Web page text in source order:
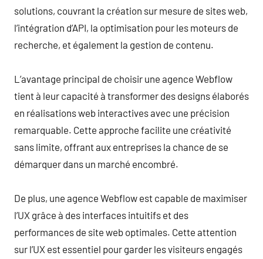
solutions, couvrant la création sur mesure de sites web,
l’intégration d’API, la optimisation pour les moteurs de
recherche, et également la gestion de contenu.
L’avantage principal de choisir une agence Webflow
tient à leur capacité à transformer des designs élaborés
en réalisations web interactives avec une précision
remarquable. Cette approche facilite une créativité
sans limite, offrant aux entreprises la chance de se
démarquer dans un marché encombré.
De plus, une agence Webflow est capable de maximiser
l’UX grâce à des interfaces intuitifs et des
performances de site web optimales. Cette attention
sur l’UX est essentiel pour garder les visiteurs engagés